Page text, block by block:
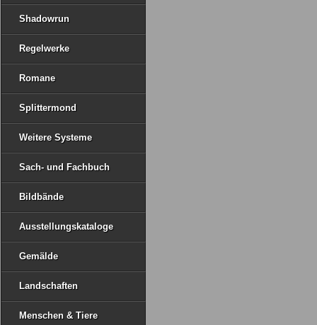
Shadowrun
Regelwerke
Romane
Splittermond
Weitere Systeme
Sach- und Fachbuch
Bildbände
Ausstellungskataloge
Gemälde
Landschaften
Menschen & Tiere